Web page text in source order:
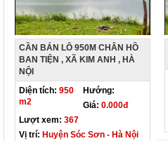
CẦN BÁN LÔ 950M CHÂN HỒ
BAN TIỆN , XÃ KIM ANH , HÀ
NỘI
Diện tích: 950
m2
Hướng:
Giá: 0.000đ
Lượt xem: 367
Vị trí: Huyện Sóc Sơn - Hà Nội